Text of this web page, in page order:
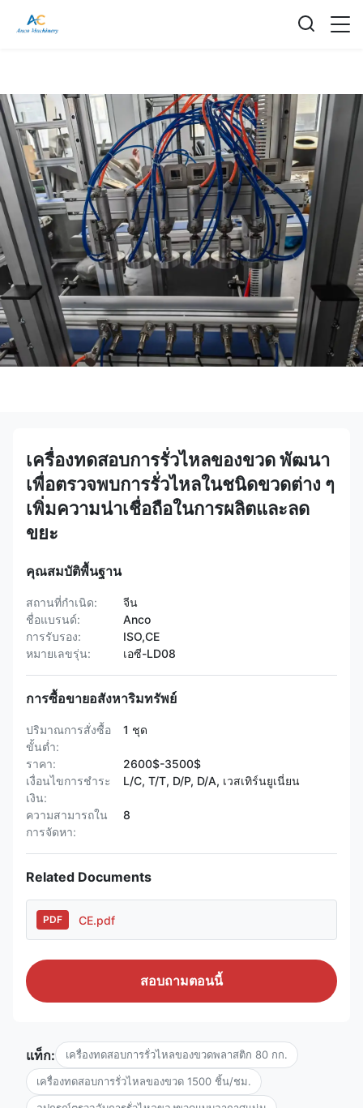
เครื่องทดสอบการรั่วไหลของขวด พัฒนา
เพื่อตรวจพบการรั่วไหลในชนิดขวดต่าง ๆ
เพิ่มความน่าเชื่อถือในการผลิตและลด
ขยะ
คุณสมบัติพื้นฐาน
สถานที่กำเนิด:
จีน
ชื่อแบรนด์:
Anco
การรับรอง:
ISO,CE
หมายเลขรุ่น:
เอซี-LD08
การซื้อขายอสังหาริมทรัพย์
ปริมาณการสั่งซื้อ
ขั้นต่ำ:
1 ชุด
ราคา:
2600$-3500$
เงื่อนไขการชำระ
เงิน:
L/C, T/T, D/P, D/A, เวสเทิร์นยูเนี่ยน
ความสามารถใน
การจัดหา:
8
Related Documents
PDF CE.pdf
สอบถามตอนนี้
แท็ก: เครื่องทดสอบการรั่วไหลของขวดพลาสติก 80 กก.
เครื่องทดสอบการรั่วไหลของขวด 1500 ชิ้น/ชม.